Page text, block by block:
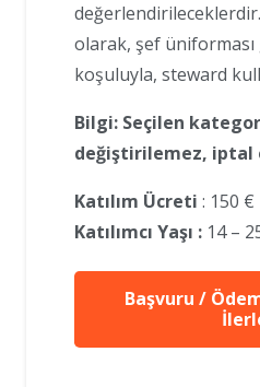
olarak, şef üniforması
koşuluyla, steward
Bilgi: Seçilen
değiştirilemez, iptal
Katılım Ücreti : 150 €
Katılımcı Yaşı : 14 –
Başvuru /